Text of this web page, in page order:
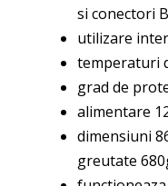
si conectori
utilizare
temperaturi
grad de
alimentare
dimensiuni
greutate